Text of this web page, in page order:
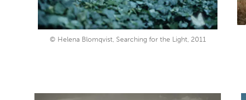
© Helena Blomqvist, Searching for the Light, 2011